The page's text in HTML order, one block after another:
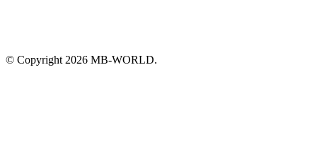
© Copyright 2026 MB-WORLD.